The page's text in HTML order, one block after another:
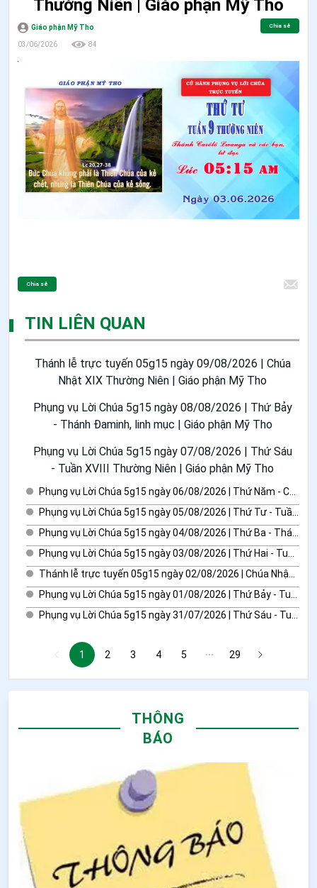
Thường Niên | Giáo phận Mỹ Tho
Giáo phận Mỹ Tho
03/06/2026 84
Chia sẻ
Chia sẻ
TIN LIÊN QUAN
Thánh lễ trực tuyến 05g15 ngày 09/08/2026 | Chúa
Nhật XIX Thường Niên | Giáo phận Mỹ Tho
Phụng vụ Lời Chúa 5g15 ngày 08/08/2026 | Thứ Bảy
- Thánh Đaminh, linh mục | Giáo phận Mỹ Tho
Phụng vụ Lời Chúa 5g15 ngày 07/08/2026 | Thứ Sáu
- Tuần XVIII Thường Niên | Giáo phận Mỹ Tho
1 2 3 4 5 29
THÔNG
BÁO